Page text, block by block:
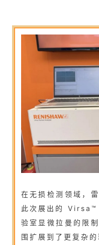
在无损检测领域，
此次展出的 Virsa™
验室显微拉曼的限
围扩展到了更复杂